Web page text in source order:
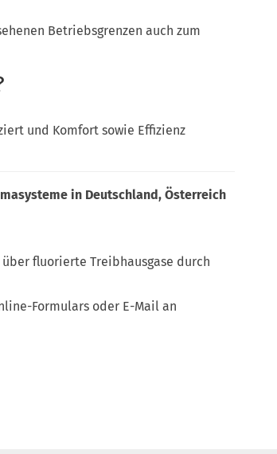
Betriebsgrenzen auch zum
und Komfort sowie Effizienz
in Deutschland, Österreich
über fluorierte Treibhausgase durch
Formulars oder E-Mail an